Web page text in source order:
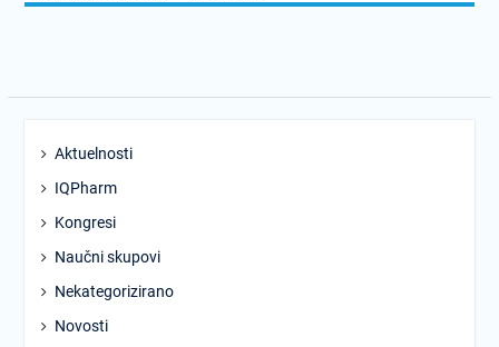
Aktuelnosti
IQPharm
Kongresi
Naučni skupovi
Nekategorizirano
Novosti